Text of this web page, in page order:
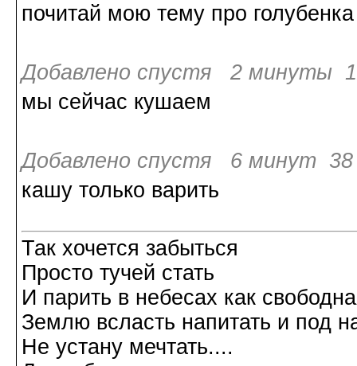
почитай мою тему про
Добавлено спустя 2 минуты
мы сейчас кушаем
Добавлено спустя 6 минут 38
кашу только варить
Так хочется забыться
Просто тучей стать
И парить в небесах как
Землю всласть напитать и под
Не устану мечтать....